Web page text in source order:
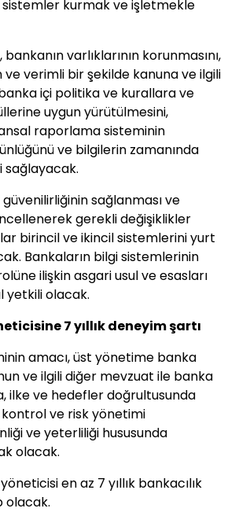
kurmak ve işletmekle
varlıklarının korunmasını,
verimli bir şekilde kanuna ve ilgili
içi politika ve kurallara ve
uygun yürütülmesini,
raporlama sisteminin
ve bilgilerin zamanında
sağlayacak.
sağlanması ve
gerekli değişiklikler
birincil ve ikincil sistemlerini yurt
Bankaların bilgi sistemlerinin
ilişkin asgari usul ve esasları
yetkili olacak.
7 yıllık deneyim şartı
amacı, üst yönetime banka
ve ilgili diğer mevzuat ile banka
ilke ve hedefler doğrultusunda
ve risk yönetimi
ve yeterliliği hususunda
olacak.
en az 7 yıllık bankacılık
olacak.